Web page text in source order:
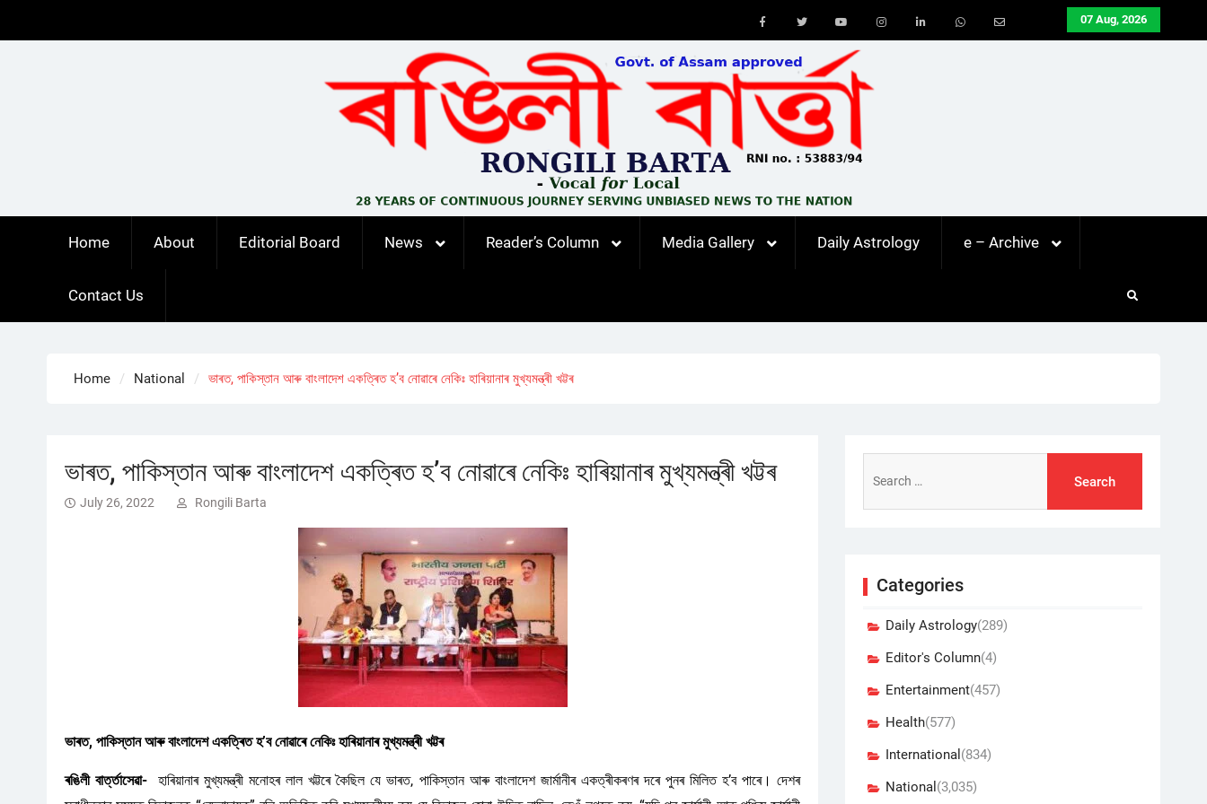
07 Aug, 2026
Youtube
Home About Editorial Board News Reader’s Column Media Gallery Daily Astrology e – Archive
Contact Us
Home National ভাৰত, পাকিস্তান আৰু বাংলাদেশ একত্ৰিত হ’ব নোৱাৰে নেকিঃ হাৰিয়ানাৰ মুখ্যমন্ত্ৰী খট্টৰ
ভাৰত, পাকিস্তান আৰু বাংলাদেশ একত্ৰিত হ’ব নোৱাৰে নেকিঃ হাৰিয়ানাৰ মুখ্যমন্ত্ৰী খট্টৰ
July 26, 2022 Rongili Barta
ভাৰত, পাকিস্তান আৰু বাংলাদেশ একত্ৰিত হ’ব নোৱাৰে নেকিঃ হাৰিয়ানাৰ মুখ্যমন্ত্ৰী খট্টৰ
ৰঙিলী বাৰ্ত্তাসেৱা-
হাৰিয়ানাৰ মুখ্যমন্ত্ৰী মনোহৰ লাল খট্টৰে কৈছিল যে ভাৰত, পাকিস্তান আৰু বাংলাদেশ জাৰ্মানীৰ একত্ৰীকৰণৰ দৰে পুনৰ মিলিত হ’ব পাৰে। দেশৰ
for:
Categories
Daily Astrology(289)
Editor's Column(4)
Entertainment(457)
Health(577)
International (834)
National (3,035)